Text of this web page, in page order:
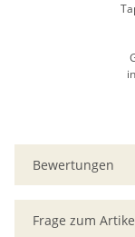
Bewertungen
Frage zum